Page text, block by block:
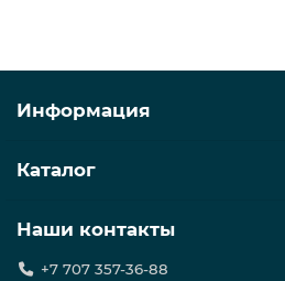
Информация
Каталог
Наши контакты
+7 707 357-36-88